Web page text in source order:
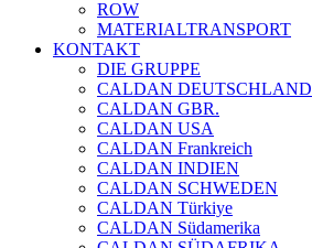
ROW
MATERIALTRANSPORT
KONTAKT
DIE GRUPPE
CALDAN DEUTSCHLAND
CALDAN GBR.
CALDAN USA
CALDAN Frankreich
CALDAN INDIEN
CALDAN SCHWEDEN
CALDAN Türkiye
CALDAN Südamerika